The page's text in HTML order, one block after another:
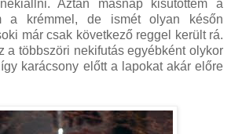
Aztán másnap kisütöttem a
a krémmel, de ismét olyan későn
már csak következő reggel került rá.
a többszöri nekifutás egyébként olykor
karácsony előtt a lapokat akár előre